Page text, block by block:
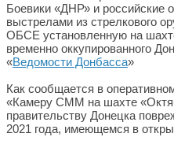
Боевики «ДНР» и российские
выстрелами из стрелкового
ОБСЕ установленную на
временно оккупированного
«Ведомости Донбасса»
Как сообщается в
«Камеру СММ на шахте
правительству Донецка
2021 года, имеющемся в